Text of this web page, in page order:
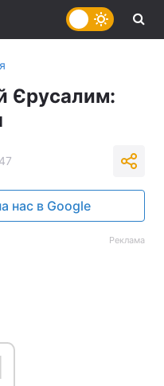
Єрусалим:
47
нас в Google
Реклама